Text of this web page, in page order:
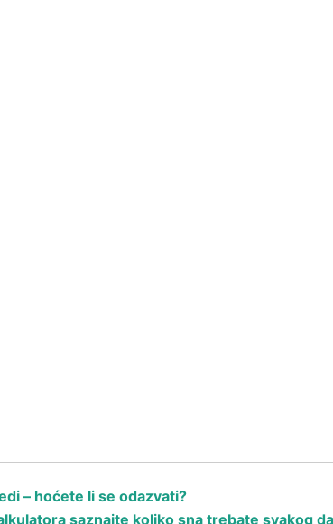
– hoćete li se odazvati?
saznajte koliko sna trebate svakog